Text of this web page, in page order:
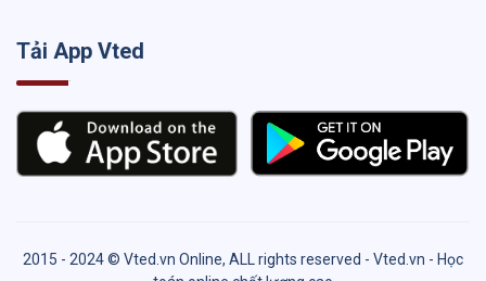
Tải App Vted
2015 - 2024 © Vted.vn Online, ALL rights reserved - Vted.vn - Học